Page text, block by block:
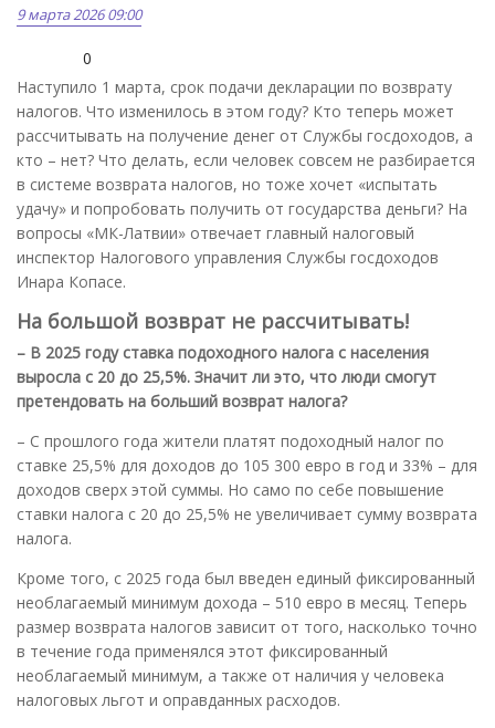
9 марта 2026 09:00
0
Наступило 1 марта, срок подачи декларации по возврату
налогов. Что изменилось в этом году? Кто теперь может
рассчитывать на получение денег от Службы госдоходов, а
кто – нет? Что делать, если человек совсем не разбирается
в системе возврата налогов, но тоже хочет «испытать
удачу» и попробовать получить от государства деньги? На
вопросы «МК-Латвии» отвечает главный налоговый
инспектор Налогового управления Службы госдоходов
Инара Копасе.
На большой возврат не рассчитывать!
– В 2025 году ставка подоходного налога с населения
выросла с 20 до 25,5%. Значит ли это, что люди смогут
претендовать на больший возврат налога?
– С прошлого года жители платят подоходный налог по
ставке 25,5% для доходов до 105 300 евро в год и 33% – для
доходов сверх этой суммы. Но само по себе повышение
ставки налога с 20 до 25,5% не увеличивает сумму возврата
налога.
Кроме того, с 2025 года был введен единый фиксированный
необлагаемый минимум дохода – 510 евро в месяц. Теперь
размер возврата налогов зависит от того, насколько точно
в течение года применялся этот фиксированный
необлагаемый минимум, а также от наличия у человека
налоговых льгот и оправданных расходов.